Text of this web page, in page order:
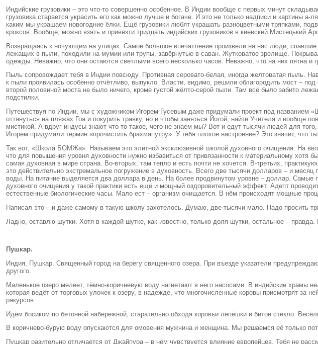
Индийские грузовики – это что-то совершенно особенное. В Индии вообще с первых минут
грузовика старается украсить его как можно лучше и богаче. И это не только надписи и картины
каким мы украшаем новогодние ёлки. Ещё грузовики любят украшать разноцветными тряпками,
кроксов. Вообще, можно взять и привезти тридцать индийских грузовиков в киевский Мистецький
Возвращаясь к ночующим на улицах. Самое большое впечатление произвели на нас люди,
лежащих в пыли, походили на мумии или трупы, завёрнутые в саван. Жутковатое зрелище.
одежды. Неважно, что они остаются светлыми всего несколько часов. Неважно, что на них пятна и
Пыль сопровождает тебя в Индии повсюду. Противная серовато-белая, иногда желтоватая
к пыли проявилась особенно отчётливо, выпукло. Власти, видимо, решили облагородить мост –
второй половиной моста не было ничего, кроме густой жёлто-серой пыли. Там всё было забито
подстилки.
Путешествуя по Индии, мы с художником Игорем Гусевым даже придумали проект под
оттянуться на пляжах Гоа и покурить травку, но и чтобы заняться Йогой, найти Учителя и
мистикой. А вдруг индусы знают что-то такое, чего не знаем мы? Вот и едут тысячи людей для
Игорем придумали термин «прочистить брахмапутру». У тебя плохое настроение? Это значит, что
Так вот, «Школа БОМЖа». Называем это элитной эксклюзивной школой духовного очищения. На
что для повышения уровня духовности нужно избавиться от привязанности к материальному
самая духовная в мире страна. Во-вторых, там тепло и есть почти не хочется. В-третьих,
это действительно экстремальное погружение в духовность. Всего две тысячи долларов – и
воды. На питание выделяется два доллара в день. На более продвинутом уровне – доллар. Самые
духовного очищения у такой практики есть ещё и мощный оздоровительный эффект. Адепт
естественные биологические часы. Мало ест – организм очищается. В нём происходят мощные
Написал это – и даже самому в такую школу захотелось. Думаю, две тысячи мало. Надо просить
Ладно, оставлю шутки. Хотя в каждой шутке, как известно, только доля шутки, остальное – правда.
Пушкар.
Индия, Пушкар. Священный город на берегу священного озера. При въезде указатели
другого.
Маленькое озеро мелеет, тёмно-коричневую воду нагнетают в него насосами. В индийские храмы
которая ведёт от торговых улочек к озеру, в надежде, что многочисленные коровы присмотрят
ракурсов.
Идём босиком по бетонной набережной, старательно обходя коровьи лепёшки и битое стекло.
В коричнево-бурую воду опускаются для омовения мужчина и женщина. Мы решаемся её только
Пушкар разительно отличается от Джайпура – в нём чувствуется влияние европейцев. Тебя не